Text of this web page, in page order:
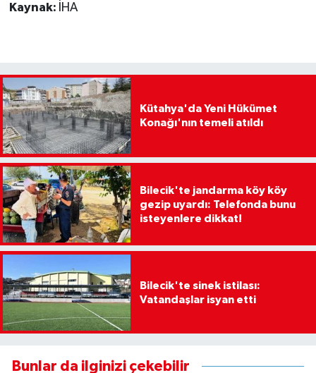
Kaynak: İHA
Kütahya'da Yeni Hükümet
Konağı'nın temeli atıldı
Bilecik'te jandarma köy köy
gezip uyardı: Telefonda bunu
isteyenlere dikkat!
Bilecik'te sinek istilası:
Vatandaşlar isyan etti
Bunlar da ilginizi çekebilir